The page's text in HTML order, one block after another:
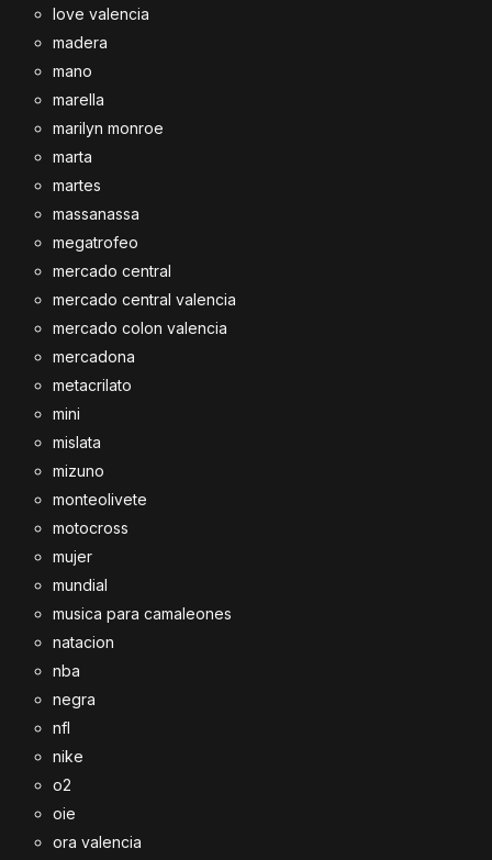
love valencia
madera
mano
marella
marilyn monroe
marta
martes
massanassa
megatrofeo
mercado central
mercado central valencia
mercado colon valencia
mercadona
metacrilato
mini
mislata
mizuno
monteolivete
motocross
mujer
mundial
musica para camaleones
natacion
nba
negra
nfl
nike
o2
oie
ora valencia